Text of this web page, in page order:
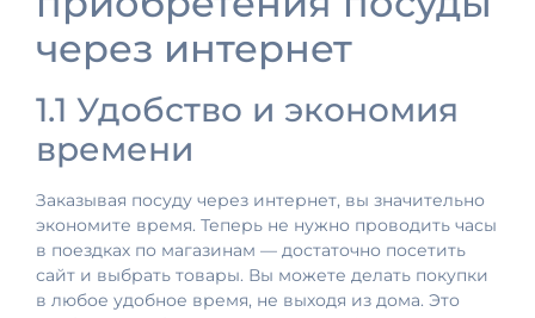
через интернет
1.1 Удобство и экономия
времени
Заказывая посуду через интернет, вы значительно
экономите время. Теперь не нужно проводить часы
в поездках по магазинам — достаточно посетить
сайт и выбрать товары. Вы можете делать покупки
в любое удобное время, не выходя из дома. Это